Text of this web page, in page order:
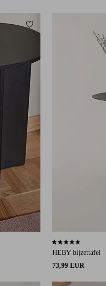
Toevoegen aan favorieten
HEBY bijzettafel
73,99 EUR
4,7 op basis van 31